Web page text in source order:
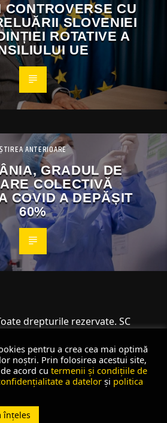
CONTROVERSE CU
SLOVENIEI
ROTATIVE A
UE
ȘTIREA ANTERIOARE
GRADUL DE
COLECTIVĂ
COVID A DEPĂȘIT
60%
drepturile rezervate. SC
pentru a crea cea mai optimă
noștri. Prin folosirea acestui site,
acord cu termenii și condițiile de
a datelor și politica
înțeles